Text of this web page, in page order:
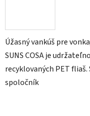
Úžasný vankúš pre
SUNS COSA je
recyklovaných PET fliaš.
spoločník